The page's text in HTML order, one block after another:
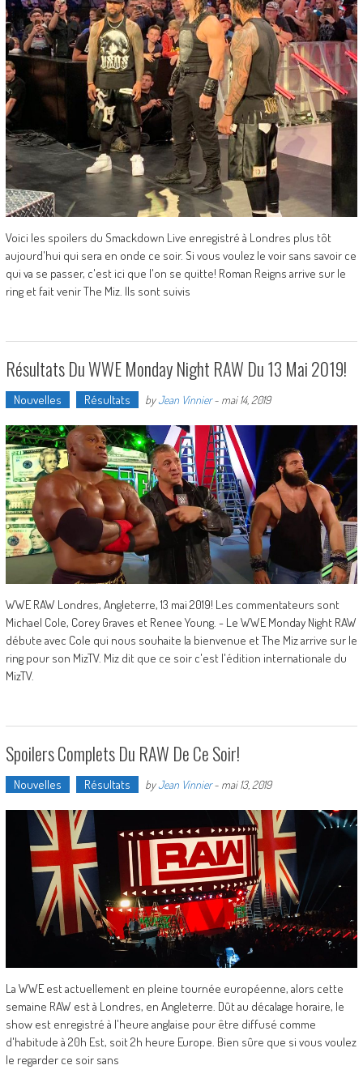
Voici les spoilers du Smackdown Live enregistré à Londres plus tôt
aujourd'hui qui sera en onde ce soir. Si vous voulez le voir sans savoir ce
qui va se passer, c'est ici que l'on se quitte! Roman Reigns arrive sur le
ring et fait venir The Miz. Ils sont suivis
Résultats Du WWE Monday Night RAW Du 13 Mai 2019!
Nouvelles Résultats byJean Vinnier- mai 14, 2019
WWE RAW Londres, Angleterre, 13 mai 2019! Les commentateurs sont
Michael Cole, Corey Graves et Renee Young. - Le WWE Monday Night RAW
débute avec Cole qui nous souhaite la bienvenue et The Miz arrive sur le
ring pour son MizTV. Miz dit que ce soir c'est l'édition internationale du
MizTV.
Spoilers Complets Du RAW De Ce Soir!
Nouvelles Résultats byJean Vinnier- mai 13, 2019
La WWE est actuellement en pleine tournée européenne, alors cette
semaine RAW est à Londres, en Angleterre. Dût au décalage horaire, le
show est enregistré à l'heure anglaise pour être diffusé comme
d'habitude à 20h Est, soit 2h heure Europe. Bien sûre que si vous voulez
le regarder ce soir sans